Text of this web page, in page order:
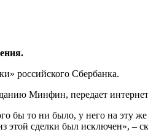
российского Сбербанка.
Минфин, передает
бы то ни было, у него на эту
этой сделки был исключен», –